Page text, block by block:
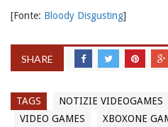
[Fonte: Bloody Disgusting]
SHARE
TAGS NOTIZIE VIDEOGAMES
VIDEO GAMES
XBOXONE